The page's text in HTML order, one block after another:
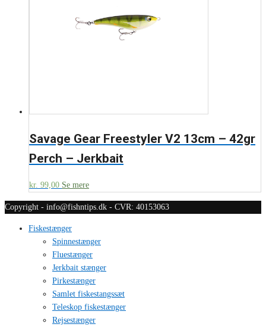
Savage Gear Freestyler V2 13cm – 42gr
Perch – Jerkbait
kr. 99,00 Se mere
Copyright - info@fishntips.dk - CVR: 40153063
Fiskestænger
Spinnestænger
Fluestænger
Jerkbait stænger
Pirkestænger
Samlet fiskestangssæt
Teleskop fiskestænger
Rejsestænger